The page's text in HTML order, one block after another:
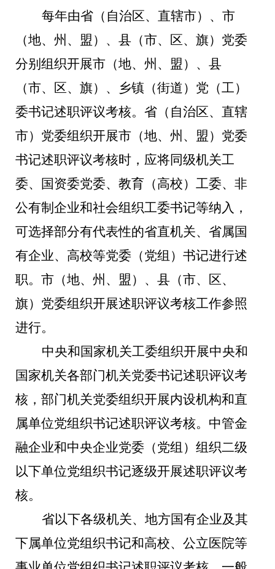
每年由省（自治区、直辖市）、市
（地、州、盟）、县（市、区、旗）党委
分别组织开展市（地、州、盟）、县
（市、区、旗）、乡镇（街道）党（工）
委书记述职评议考核。省（自治区、直辖
市）党委组织开展市（地、州、盟）党委
书记述职评议考核时，应将同级机关工
委、国资委党委、教育（高校）工委、非
公有制企业和社会组织工委书记等纳入，
可选择部分有代表性的省直机关、省属国
有企业、高校等党委（党组）书记进行述
职。市（地、州、盟）、县（市、区、
旗）党委组织开展述职评议考核工作参照
进行。
中央和国家机关工委组织开展中央和
国家机关各部门机关党委书记述职评议考
核，部门机关党委组织开展内设机构和直
属单位党组织书记述职评议考核。中管金
融企业和中央企业党委（党组）组织二级
以下单位党组织书记逐级开展述职评议考
核。
省以下各级机关、地方国有企业及其
下属单位党组织书记和高校、公立医院等